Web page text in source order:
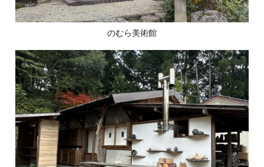
のむら美術館